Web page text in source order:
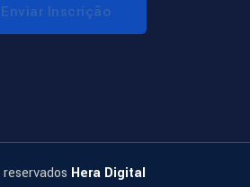
Enviar Inscrição
Hera Digital